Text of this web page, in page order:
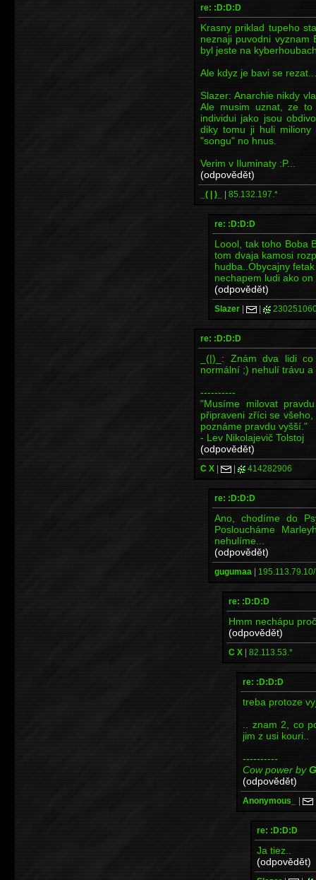
re: :D:D:D
Krasny priklad tupeho
neznaji puvodni vyznam
byl jeste na
Ale kdyz je bavi se
Slazer: Anarchie nikdy
Ale musim uznat, ze to
individui jako jsou
diky tomu ji huli miliony
"songu" no hnus.
Verim v Iluminaty :P...
(odpovědět)
_( | )_ | 85.132.197.*
re: :D:D:D
Loool, tak toho Boba
tom dvaja kamosi
hudba..Obycajny
nechapem ludi ako
(odpovědět)
Slazer | |
re: :D:D:D
_(|)_: Znám dva lidi
normální ;) nehulí trávu
----------
"Musíme milovat
připraveni zříci se
poznáme pravdu vyšší."
- Lev Nikolajevič Tolstoj
(odpovědět)
C X | | 414282906
re: :D:D:D
Ano, chodíme do
Posloucháme
nehulíme...
(odpovědět)
gugumaa |
re: :D:D:D
Hmm nechápu
(odpovědět)
C X | 82.113.53.*
re: :D:D:D
treba protoze
.. znam 2, co
jim z usi kouri..
----------
Cow power by
(odpovědět)
Anonymous_ |
re: :D:D:D
Ja tiez..
(odpovědět)